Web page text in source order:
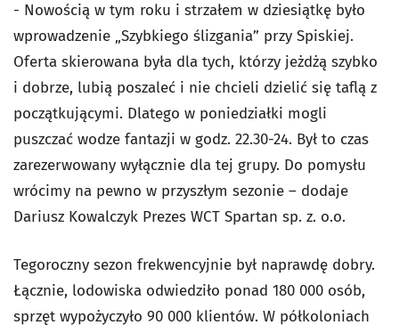
- Nowością w tym roku i strzałem w dziesiątkę było
wprowadzenie „Szybkiego ślizgania” przy Spiskiej.
Oferta skierowana była dla tych, którzy jeżdżą szybko
i dobrze, lubią poszaleć i nie chcieli dzielić się taflą z
początkującymi. Dlatego w poniedziałki mogli
puszczać wodze fantazji w godz. 22.30-24. Był to czas
zarezerwowany wyłącznie dla tej grupy. Do pomysłu
wrócimy na pewno w przyszłym sezonie – dodaje
Dariusz Kowalczyk Prezes WCT Spartan sp. z. o.o.
Tegoroczny sezon frekwencyjnie był naprawdę dobry.
Łącznie, lodowiska odwiedziło ponad 180 000 osób,
sprzęt wypożyczyło 90 000 klientów. W półkoloniach